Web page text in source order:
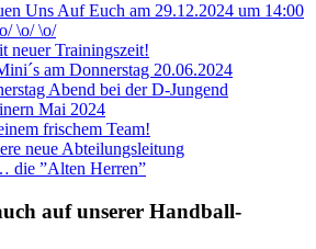
Uns Auf Euch am 29.12.2024 um 14:00
\o/ \o/
neuer Trainingszeit!
am Donnerstag 20.06.2024
Abend bei der D-Jungend
Mai 2024
frischem Team!
neue Abteilungsleitung
die ”Alten Herren”
auf unserer Handball-